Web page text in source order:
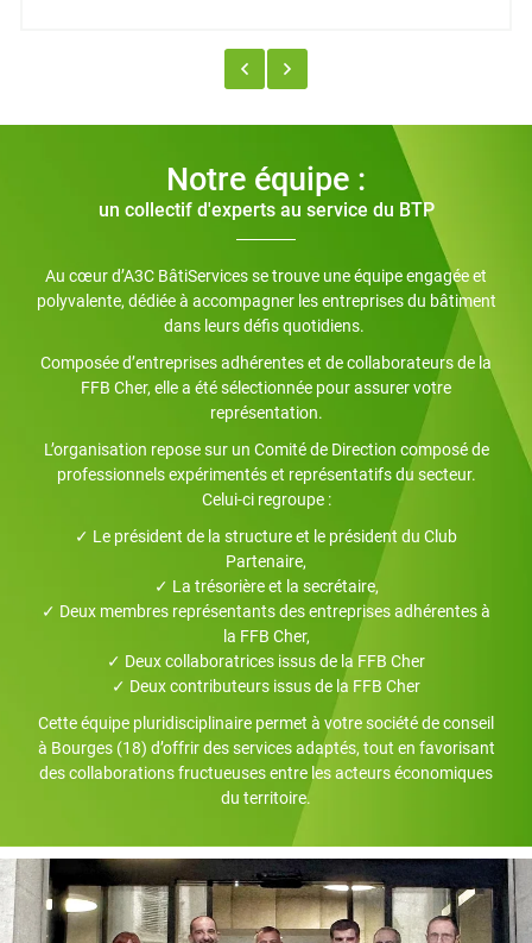
Notre équipe :
un collectif d'experts au service du BTP
Au cœur d’A3C BâtiServices se trouve une équipe engagée et
polyvalente, dédiée à accompagner les entreprises du bâtiment
dans leurs défis quotidiens.
Composée d’entreprises adhérentes et de collaborateurs de la
FFB Cher, elle a été sélectionnée pour assurer votre
représentation.
L’organisation repose sur un Comité de Direction composé de
professionnels expérimentés et représentatifs du secteur.
Celui-ci regroupe :
✓ Le président de la structure et le président du Club
Partenaire,
✓ La trésorière et la secrétaire,
✓ Deux membres représentants des entreprises adhérentes à
la FFB Cher,
✓ Deux collaboratrices issus de la FFB Cher
✓ Deux contributeurs issus de la FFB Cher
Cette équipe pluridisciplinaire permet à votre société de conseil
à Bourges (18) d’offrir des services adaptés, tout en favorisant
des collaborations fructueuses entre les acteurs économiques
du territoire.